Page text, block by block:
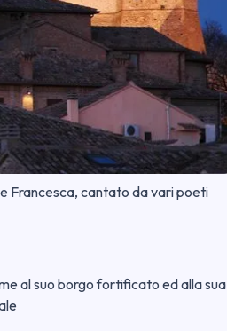
Francesca, cantato da vari poeti
al suo borgo fortificato ed alla sua